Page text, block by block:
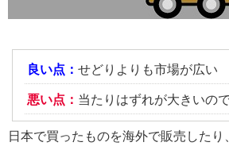
良い点： せどりよりも市場が広い
悪い点： 当たりはずれが大きいの
日本で買ったものを海外で販売した